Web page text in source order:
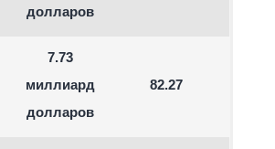
долларов
7.73
миллиард
долларов
82.27